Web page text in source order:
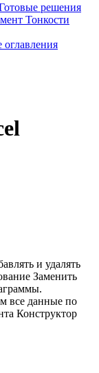
решения
Тонкости
и удалять
Заменить
все данные по
Конструктор